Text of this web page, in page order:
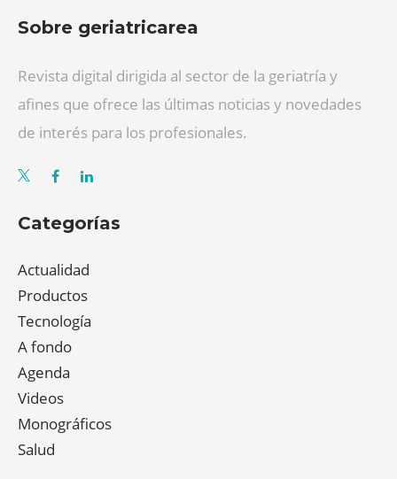
Sobre geriatricarea
Revista digital dirigida al sector de la geriatría y
afines que ofrece las últimas noticias y novedades
de interés para los profesionales.
Categorías
Actualidad
Productos
Tecnología
A fondo
Agenda
Videos
Monográficos
Salud